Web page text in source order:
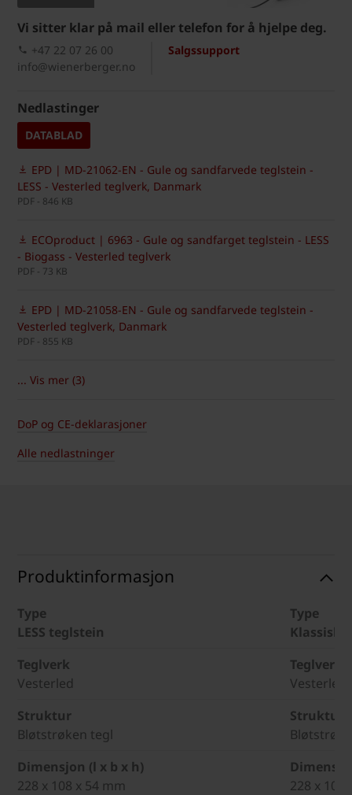
Vi sitter klar på mail eller telefon for å hjelpe deg.
Salgssupport
+47 22 07 26 00
info@wienerberger.no
Nedlastinger
DATABLAD
EPD | MD-21062-EN - Gule og sandfarvede teglstein -
LESS - Vesterled teglverk, Danmark
PDF - 846 KB
ECOproduct | 6963 - Gule og sandfarget teglstein - LESS
- Biogass - Vesterled teglverk
PDF - 73 KB
EPD | MD-21058-EN - Gule og sandfarvede teglstein -
Vesterled teglverk, Danmark
PDF - 855 KB
... Vis mer (3)
DoP og CE-deklarasjoner
Alle nedlastninger
Produktinformasjon
Type
LESS teglstein
Type
Klassisk
Teglverk
Vesterled
Teglverk
Vesterled
Struktur
Bløtstrøken tegl
Struktur
Dimensjon (l x b x h)
228 x 108 x 54 mm
228 x 108